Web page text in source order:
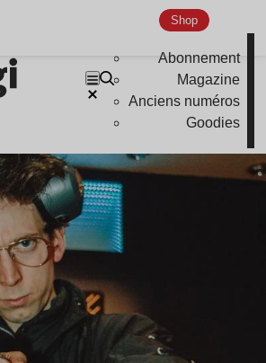
Shop
Abonnement
Magazine
Anciens numéros
Goodies